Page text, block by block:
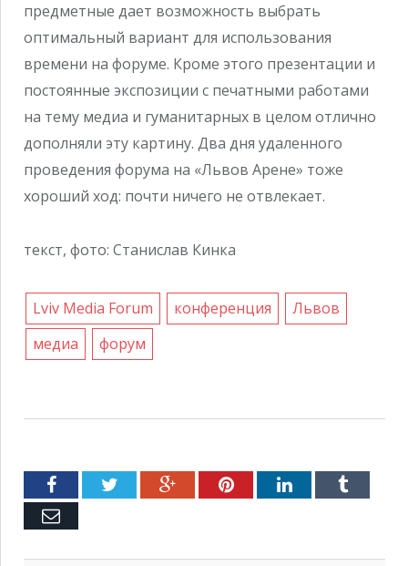
предметные дает возможность выбрать
оптимальный вариант для использования
времени на форуме. Кроме этого презентации и
постоянные экспозиции с печатными работами
на тему медиа и гуманитарных в целом отлично
дополняли эту картину. Два дня удаленного
проведения форума на «Львов Арене» тоже
хороший ход: почти ничего не отвлекает.
текст, фото: Станислав Кинка
Lviv Media Forum конференция
Львов
медиа
форум
FacebookTwitter Google+PinterestLinkedInTumblr
Емейл